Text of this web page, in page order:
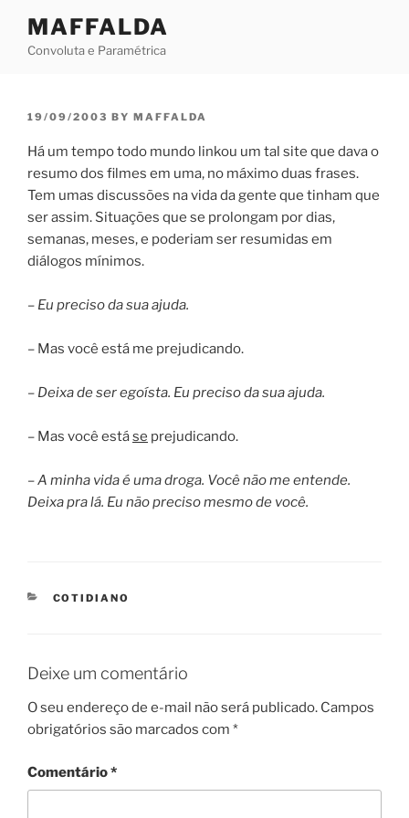
content
MAFFALDA
Convoluta e Paramétrica
POSTED
19/09/2003 BY MAFFALDA
Há um tempo todo mundo linkou um tal site que dava o
resumo dos filmes em uma, no máximo duas frases.
Tem umas discussões na vida da gente que tinham que
ser assim. Situações que se prolongam por dias,
semanas, meses, e poderiam ser resumidas em
diálogos mínimos.
– Eu preciso da sua ajuda.
– Mas você está me prejudicando.
– Deixa de ser egoísta. Eu preciso da sua ajuda.
– Mas você estáse prejudicando.
– A minha vida é uma droga. Você não me entende.
Deixa pra lá. Eu não preciso mesmo de você.
CATEGORIES
COTIDIANO
Deixe um comentário
O seu endereço de e-mail não será publicado. Campos
obrigatórios são marcados com *
Comentário*